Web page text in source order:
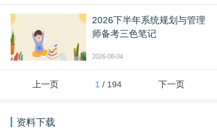
2026下半年系统规划与管理
师备考三色笔记
2026-08-04
上一页 1 / 194 下一页
资料下载